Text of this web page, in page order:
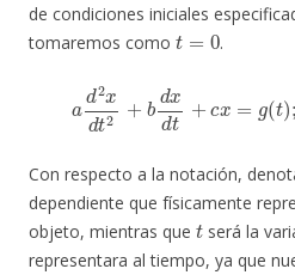
de condiciones iniciales
tomaremos como
t=0
.
(1) 2x
Con respecto a la notación,
dependiente que físicamente
objeto, mientras que
t
será la
representara al tiempo, ya que